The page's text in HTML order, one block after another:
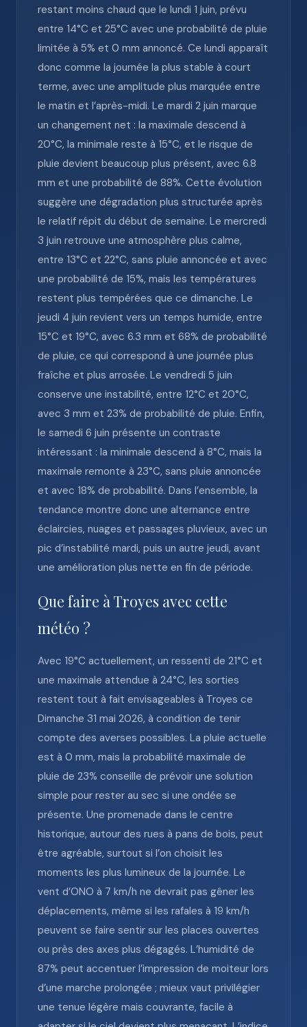
restant moins chaud que le lundi 1 juin, prévu
entre 14°C et 25°C avec une probabilité de pluie
limitée à 5% et 0 mm annoncé. Ce lundi apparaît
donc comme la journée la plus stable à court
terme, avec une amplitude plus marquée entre
le matin et l’après-midi. Le mardi 2 juin marque
un changement net : la maximale descend à
20°C, la minimale reste à 15°C, et le risque de
pluie devient beaucoup plus présent, avec 6.8
mm et une probabilité de 88%. Cette évolution
suggère une dégradation plus structurée après
le relatif répit du début de semaine. Le mercredi
3 juin retrouve une atmosphère plus calme,
entre 13°C et 22°C, sans pluie annoncée et avec
une probabilité de 15%, mais les températures
restent plus tempérées que ce dimanche. Le
jeudi 4 juin revient vers un temps humide, entre
15°C et 19°C, avec 6.3 mm et 68% de probabilité
de pluie, ce qui correspond à une journée plus
fraîche et plus arrosée. Le vendredi 5 juin
conserve une instabilité, entre 12°C et 20°C,
avec 3 mm et 23% de probabilité de pluie. Enfin,
le samedi 6 juin présente un contraste
intéressant : la minimale descend à 8°C, mais la
maximale remonte à 23°C, sans pluie annoncée
et avec 18% de probabilité. Dans l’ensemble, la
tendance montre donc une alternance entre
éclaircies, nuages et passages pluvieux, avec un
pic d’instabilité mardi, puis un autre jeudi, avant
une amélioration plus nette en fin de période.
Que faire à Troyes avec cette
météo ?
Avec 19°C actuellement, un ressenti de 21°C et
une maximale attendue à 24°C, les sorties
restent tout à fait envisageables à Troyes ce
Dimanche 31 mai 2026, à condition de tenir
compte des averses possibles. La pluie actuelle
est à 0 mm, mais la probabilité maximale de
pluie de 23% conseille de prévoir une solution
simple pour rester au sec si une ondée se
présente. Une promenade dans le centre
historique, autour des rues à pans de bois, peut
être agréable, surtout si l’on choisit les
moments les plus lumineux de la journée. Le
vent d’ONO à 7 km/h ne devrait pas gêner les
déplacements, même si les rafales à 19 km/h
peuvent se faire sentir sur les places ouvertes
ou près des axes plus dégagés. L’humidité de
87% peut accentuer l’impression de moiteur lors
d’une marche prolongée ; mieux vaut privilégier
une tenue légère mais couvrante, facile à